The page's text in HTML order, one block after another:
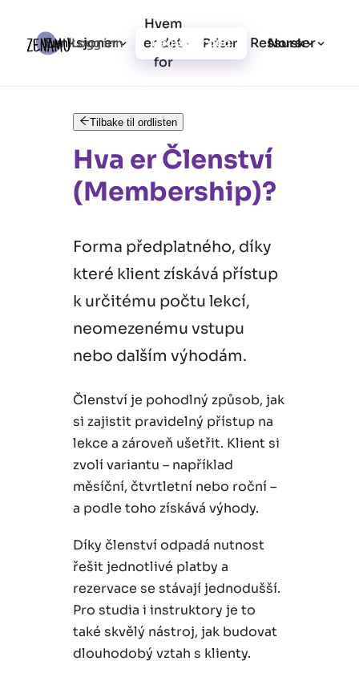
Funksjoner
Hvem
er det
for
Priser Ressurser
Logg inn Registrer deg Norsk
Tilbake til ordlisten
Hva er Členství
(Membership)?
Forma předplatného, díky
které klient získává přístup
k určitému počtu lekcí,
neomezenému vstupu
nebo dalším výhodám.
Členství je pohodlný způsob, jak
si zajistit pravidelný přístup na
lekce a zároveň ušetřit. Klient si
zvolí variantu – například
měsíční, čtvrtletní nebo roční –
a podle toho získává výhody.
Díky členství odpadá nutnost
řešit jednotlivé platby a
rezervace se stávají jednodušší.
Pro studia i instruktory je to
také skvělý nástroj, jak budovat
dlouhodobý vztah s klienty.